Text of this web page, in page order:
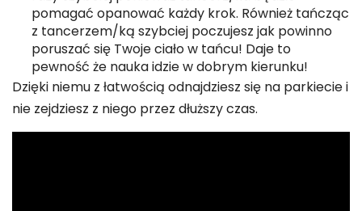
pomagać opanować każdy krok. Również tańcząc
z tancerzem/ką szybciej poczujesz jak powinno
poruszać się Twoje ciało w tańcu! Daje to
pewność że nauka idzie w dobrym kierunku!
Dzięki niemu z łatwością odnajdziesz się na parkiecie i
nie zejdziesz z niego przez dłuższy czas.